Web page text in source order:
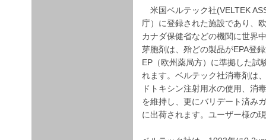
米国ベルテック社(VELTEK
庁）に登録された施設であり、
カナダ保健省などの機関に世界
芽胞剤は、殆どの製品がEPA登
EP（欧州薬局方）に準拠した試
れます。ベルテック社消毒剤は
ドトキシン注射用水の使用、消
を維持し、更にバリデート済み
に出荷されます。ユーザー様の